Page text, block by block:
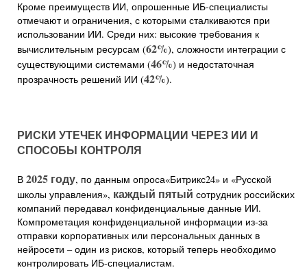
Кроме преимуществ ИИ, опрошенные ИБ-специалисты
отмечают и ограничения, с которыми сталкиваются при
использовании ИИ. Среди них: высокие требования к
вычислительным ресурсам (62%), сложности интеграции с
существующими системами (46%) и недостаточная
прозрачность решений ИИ (42%).
РИСКИ УТЕЧЕК ИНФОРМАЦИИ ЧЕРЕЗ ИИ И
СПОСОБЫ КОНТРОЛЯ
В 2025 году, по данным опроса«Битрикс24» и «Русской
школы управления», каждый пятый сотрудник российских
компаний передавал конфиденциальные данные ИИ.
Компрометация конфиденциальной информации из-за
отправки корпоративных или персональных данных в
нейросети – один из рисков, который теперь необходимо
контролировать ИБ-специалистам.